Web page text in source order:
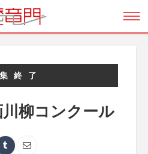
終了
柳コンクール